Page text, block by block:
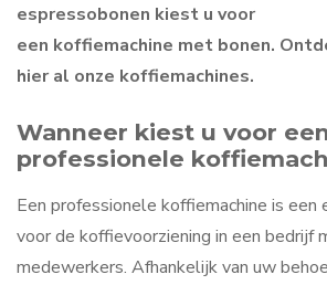
espressobonen kiest u voor
een koffiemachine met bonen.
hier al onze koffiemachines.
Wanneer kiest u voor
professionele
Een professionele koffiemachine is
voor de koffievoorziening in een bedrijf
medewerkers. Afhankelijk van uw